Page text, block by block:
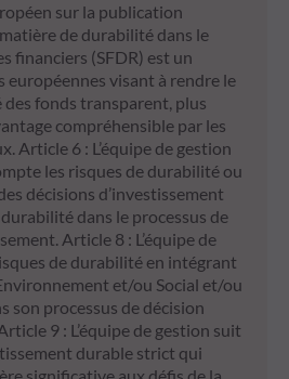
sur la publication
de durabilité dans le
financiers (SFDR) est un
européennes visant à rendre le
fonds transparent, plus
compréhensible par les
Article 6 : L’équipe de gestion
les risques de durabilité ou
décisions d’investissement
dans le processus de
Article 8 : L’équipe de
de durabilité en intégrant
et/ou Social et/ou
son processus de décision
9 : L’équipe de gestion suit
durable strict qui